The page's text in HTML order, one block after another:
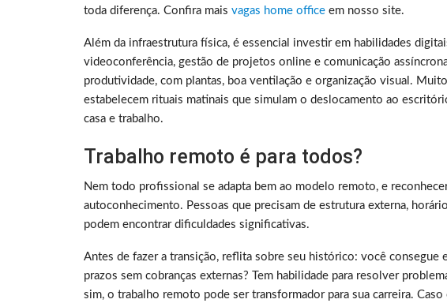
toda diferença. Confira mais vagas home office em nosso site.
Além da infraestrutura física, é essencial investir em habilidades
videoconferência, gestão de projetos online e comunicação
produtividade, com plantas, boa ventilação e organização visual.
estabelecem rituais matinais que simulam o deslocamento ao
casa e trabalho.
Trabalho remoto é para todos?
Nem todo profissional se adapta bem ao modelo remoto, e
autoconhecimento. Pessoas que precisam de estrutura externa,
podem encontrar dificuldades significativas.
Antes de fazer a transição, reflita sobre seu histórico: você consegue
prazos sem cobranças externas? Tem habilidade para resolver
sim, o trabalho remoto pode ser transformador para sua carreira.